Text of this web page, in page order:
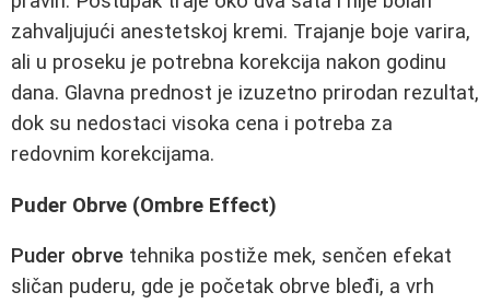
zahvaljujući anestetskoj kremi. Trajanje boje varira,
ali u proseku je potrebna korekcija nakon godinu
dana. Glavna prednost je izuzetno prirodan rezultat,
dok su nedostaci visoka cena i potreba za
redovnim korekcijama.
Puder Obrve (Ombre Effect)
Puder obrve tehnika postiže mek, senčen efekat
sličan puderu, gde je početak obrve bleđi, a vrh